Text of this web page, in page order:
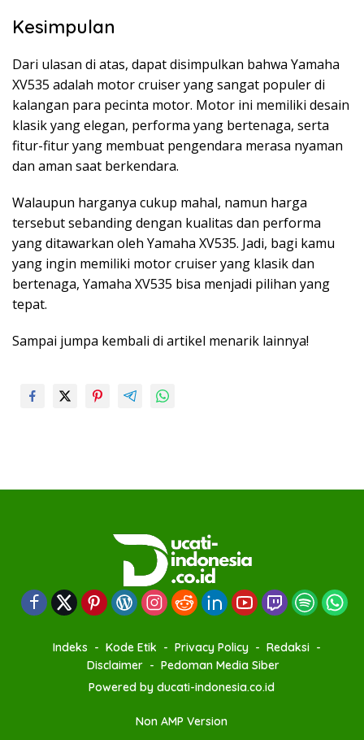
Kesimpulan
Dari ulasan di atas, dapat disimpulkan bahwa Yamaha
XV535 adalah motor cruiser yang sangat populer di
kalangan para pecinta motor. Motor ini memiliki desain
klasik yang elegan, performa yang bertenaga, serta
fitur-fitur yang membuat pengendara merasa nyaman
dan aman saat berkendara.
Walaupun harganya cukup mahal, namun harga
tersebut sebanding dengan kualitas dan performa
yang ditawarkan oleh Yamaha XV535. Jadi, bagi kamu
yang ingin memiliki motor cruiser yang klasik dan
bertenaga, Yamaha XV535 bisa menjadi pilihan yang
tepat.
Sampai jumpa kembali di artikel menarik lainnya!
Indeks Kode Etik Privacy Policy
Redaksi
Disclaimer
Pedoman Media Siber
Powered by ducati-indonesia.co.id
Non AMP Version